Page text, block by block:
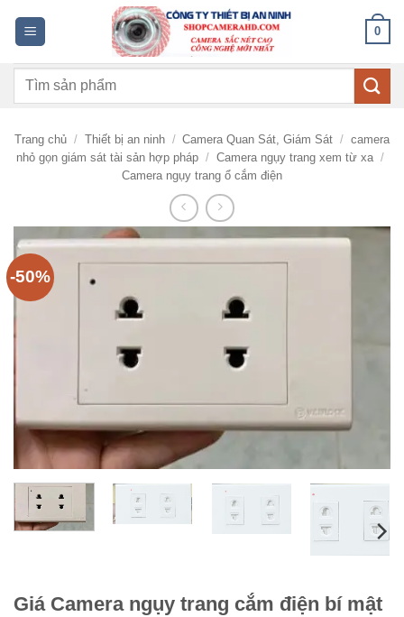
dung
0
Tìm
Trang chủ / Thiết bị an ninh / Camera Quan Sát, Giám Sát / camera
nhỏ gọn giám sát tài sản hợp pháp / Camera ngụy trang xem từ xa /
Camera ngụy trang ổ cắm điện
-50%
Giá Camera ngụy trang cắm điện bí mật